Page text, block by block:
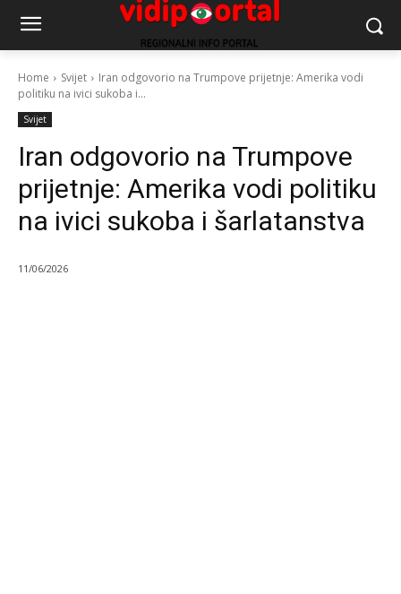
Home Svijet
Iran odgovorio na Trumpove prijetnje: Amerika vodi
politiku na ivici sukoba i...
Svijet
Iran odgovorio na Trumpove
prijetnje: Amerika vodi politiku
na ivici sukoba i šarlatanstva
11/06/2026